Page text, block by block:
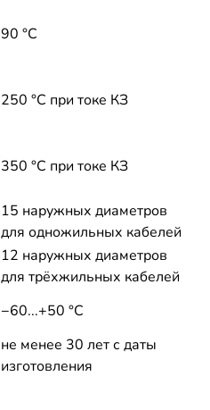
90 °C
250 °C при токе КЗ
350 °C при токе КЗ
15 наружных диаметров
для одножильных кабелей
12 наружных диаметров
для трёхжильных кабелей
−60...+50 °C
не менее 30 лет с даты
изготовления